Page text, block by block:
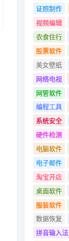
证照制作
视频编辑
衣食住行
股票软件
美女壁纸
网络电视
网管软件
编程工具
系统安全
硬件检测
电脑软件
电子邮件
淘宝开店
桌面软件
服装软件
数据恢复
拼音输入法